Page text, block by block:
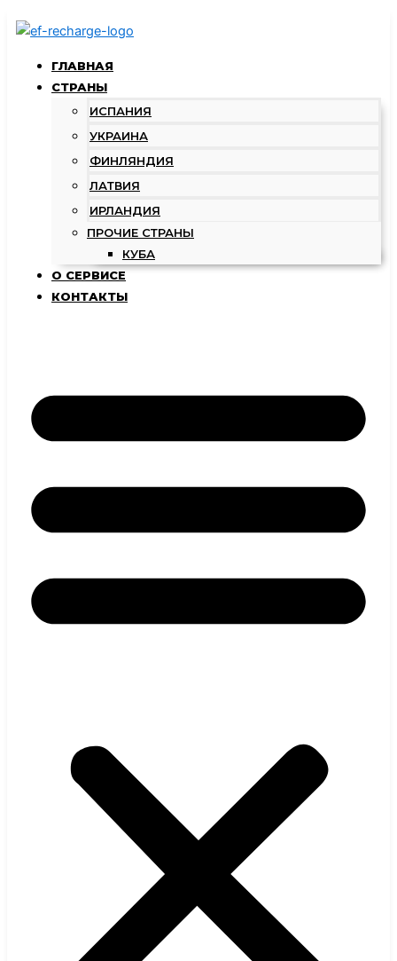
ГЛАВНАЯ
СТРАНЫ
ИСПАНИЯ
УКРАИНА
ФИНЛЯНДИЯ
ЛАТВИЯ
ИРЛАНДИЯ
ПРОЧИЕ СТРАНЫ
КУБА
О СЕРВИСЕ
КОНТАКТЫ
товара